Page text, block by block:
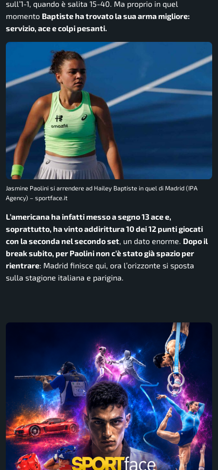
sull’1-1, quando è salita 15-40. Ma proprio in quel
momento Baptiste ha trovato la sua arma migliore:
servizio, ace e colpi pesanti.
Jasmine Paolini si arrendere ad Hailey Baptiste in quel di Madrid (IPA
Agency) – sportface.it
L’americana ha infatti messo a segno 13 ace e,
soprattutto, ha vinto addirittura 10 dei 12 punti giocati
con la seconda nel secondo set, un dato enorme. Dopo il
break subito, per Paolini non c’è stato già spazio per
rientrare: Madrid finisce qui, ora l’orizzonte si sposta
sulla stagione italiana e parigina.